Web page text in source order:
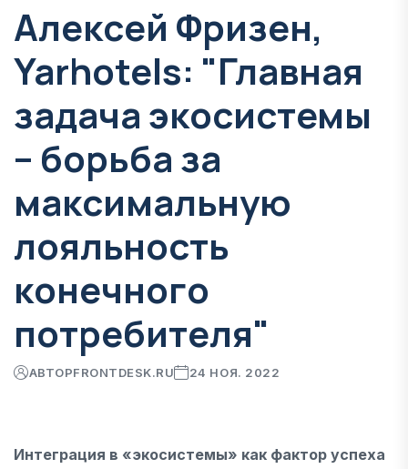
Алексей Фризен,
Yarhotels: "Главная
задача экосистемы
– борьба за
максимальную
лояльность
конечного
потребителя"
АВТОРFRONTDESK.RU 24 НОЯ. 2022
Интеграция в «экосистемы» как фактор успеха